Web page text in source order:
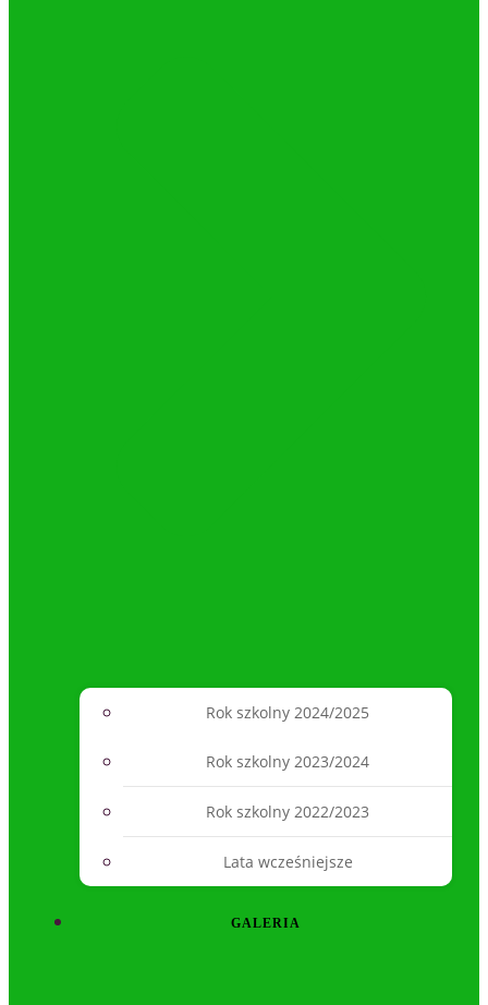
Rok szkolny 2024/2025
Rok szkolny 2023/2024
Rok szkolny 2022/2023
Lata wcześniejsze
GALERIA